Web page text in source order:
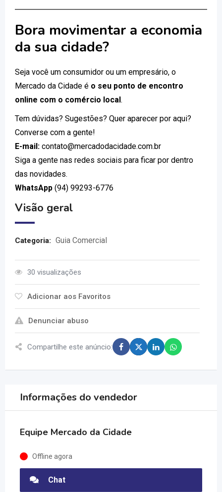
Bora movimentar a economia
da sua cidade?
Seja você um consumidor ou um empresário, o
Mercado da Cidade é o seu ponto de encontro
online com o comércio local.
Tem dúvidas? Sugestões? Quer aparecer por aqui?
Converse com a gente!
E-mail: contato@mercadodacidade.com.br
Siga a gente nas redes sociais para ficar por dentro
das novidades.
WhatsApp (94) 99293-6776
Visão geral
Categoria: Guia Comercial
30 visualizações
Adicionar aos Favoritos
Denunciar abuso
Compartilhe este anúncio:
Informações do vendedor
Equipe Mercado da Cidade
Offline agora
Chat